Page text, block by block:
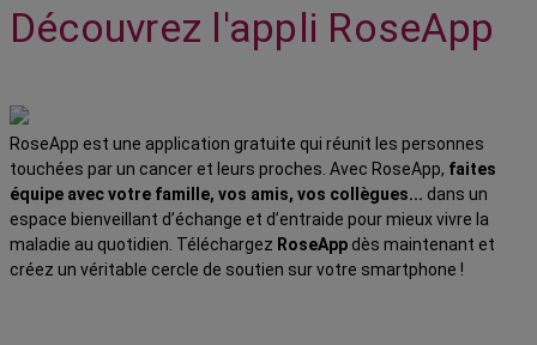
Découvrez l'appli RoseApp
RoseApp est une application gratuite qui réunit les personnes
touchées par un cancer et leurs proches. Avec RoseApp, faites
équipe avec votre famille, vos amis, vos collègues... dans un
espace bienveillant d’échange et d’entraide pour mieux vivre la
maladie au quotidien. Téléchargez RoseApp dès maintenant et
créez un véritable cercle de soutien sur votre smartphone !